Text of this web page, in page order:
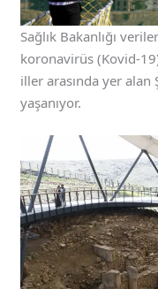
Sağlık Bakanlığı
koronavirüs (Kovid-
iller arasında yer alan
yaşanıyor.